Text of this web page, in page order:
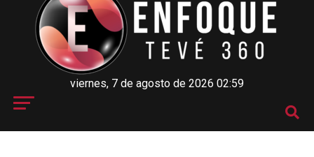
viernes, 7 de agosto de 2026 02:59